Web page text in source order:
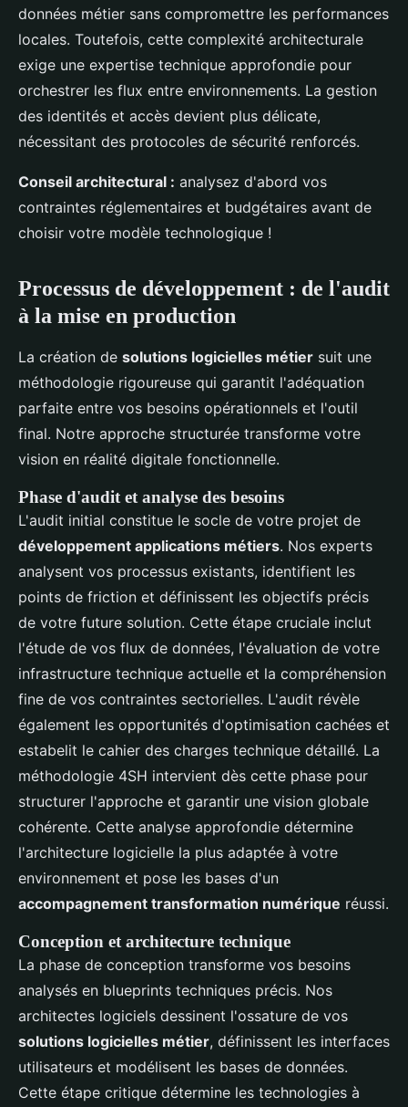
données métier sans compromettre les performances
locales. Toutefois, cette complexité architecturale
exige une expertise technique approfondie pour
orchestrer les flux entre environnements. La gestion
des identités et accès devient plus délicate,
nécessitant des protocoles de sécurité renforcés.
Conseil architectural : analysez d'abord vos
contraintes réglementaires et budgétaires avant de
choisir votre modèle technologique !
Processus de développement : de l'audit
à la mise en production
La création de solutions logicielles métier suit une
méthodologie rigoureuse qui garantit l'adéquation
parfaite entre vos besoins opérationnels et l'outil
final. Notre approche structurée transforme votre
vision en réalité digitale fonctionnelle.
Phase d'audit et analyse des besoins
L'audit initial constitue le socle de votre projet de
développement applications métiers. Nos experts
analysent vos processus existants, identifient les
points de friction et définissent les objectifs précis
de votre future solution. Cette étape cruciale inclut
l'étude de vos flux de données, l'évaluation de votre
infrastructure technique actuelle et la compréhension
fine de vos contraintes sectorielles. L'audit révèle
également les opportunités d'optimisation cachées et
estabelit le cahier des charges technique détaillé. La
méthodologie 4SH intervient dès cette phase pour
structurer l'approche et garantir une vision globale
cohérente. Cette analyse approfondie détermine
l'architecture logicielle la plus adaptée à votre
environnement et pose les bases d'un
accompagnement transformation numérique réussi.
Conception et architecture technique
La phase de conception transforme vos besoins
analysés en blueprints techniques précis. Nos
architectes logiciels dessinent l'ossature de vos
solutions logicielles métier, définissent les interfaces
utilisateurs et modélisent les bases de données.
Cette étape critique détermine les technologies à